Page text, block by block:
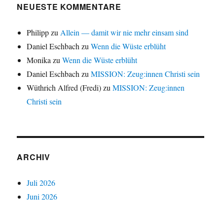
NEUESTE KOMMENTARE
Philippzu Allein — damit wir nie mehr einsam sind
Daniel Eschbach zuWenn die Wüste erblüht
Monika zuWenn die Wüste erblüht
Daniel Eschbach zuMISSION: Zeug:innen Christi sein
Wüthrich Alfred (Fredi)zuMISSION: Zeug:innen
Christi sein
ARCHIV
Juli 2026
Juni 2026